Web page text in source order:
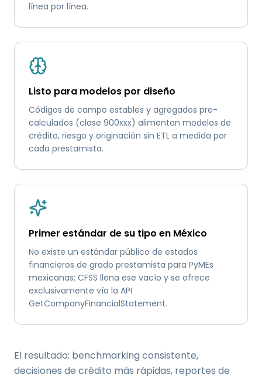
línea por línea.
Listo para modelos por diseño
Códigos de campo estables y agregados pre-
calculados (clase 900xxx) alimentan modelos de
crédito, riesgo y originación sin ETL a medida por
cada prestamista.
Primer estándar de su tipo en México
No existe un estándar público de estados
financieros de grado prestamista para PyMEs
mexicanas; CFSS llena ese vacío y se ofrece
exclusivamente vía la API
GetCompanyFinancialStatement.
El resultado: benchmarking consistente,
decisiones de crédito más rápidas, reportes de